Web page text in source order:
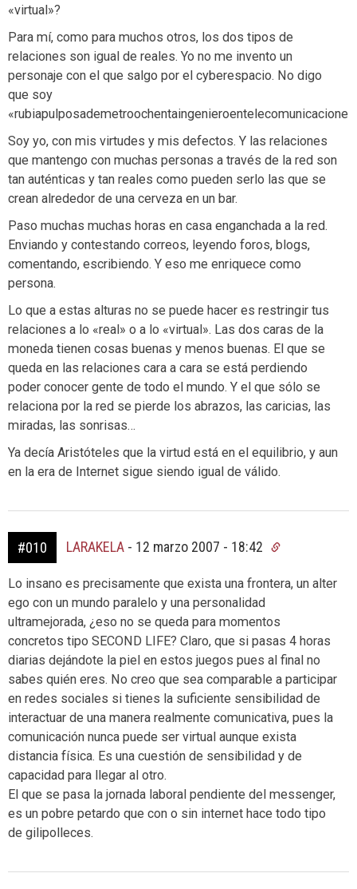
«virtual»?
Para mí, como para muchos otros, los dos tipos de
relaciones son igual de reales. Yo no me invento un
personaje con el que salgo por el cyberespacio. No digo
que soy
Soy yo, con mis virtudes y mis defectos. Y las relaciones
que mantengo con muchas personas a través de la red son
tan auténticas y tan reales como pueden serlo las que se
crean alrededor de una cerveza en un bar.
Paso muchas muchas horas en casa enganchada a la red.
Enviando y contestando correos, leyendo foros, blogs,
comentando, escribiendo. Y eso me enriquece como
persona.
Lo que a estas alturas no se puede hacer es restringir tus
relaciones a lo «real» o a lo «virtual». Las dos caras de la
moneda tienen cosas buenas y menos buenas. El que se
queda en las relaciones cara a cara se está perdiendo
poder conocer gente de todo el mundo. Y el que sólo se
relaciona por la red se pierde los abrazos, las caricias, las
miradas, las sonrisas…
Ya decía Aristóteles que la virtud está en el equilibrio, y aun
en la era de Internet sigue siendo igual de válido.
#010 LARAKELA - 12 marzo 2007 - 18:42
Lo insano es precisamente que exista una frontera, un alter
ego con un mundo paralelo y una personalidad
ultramejorada, ¿eso no se queda para momentos
concretos tipo SECOND LIFE? Claro, que si pasas 4 horas
diarias dejándote la piel en estos juegos pues al final no
sabes quién eres. No creo que sea comparable a participar
en redes sociales si tienes la suficiente sensibilidad de
interactuar de una manera realmente comunicativa, pues la
comunicación nunca puede ser virtual aunque exista
distancia física. Es una cuestión de sensibilidad y de
capacidad para llegar al otro.
El que se pasa la jornada laboral pendiente del messenger,
es un pobre petardo que con o sin internet hace todo tipo
de gilipolleces.